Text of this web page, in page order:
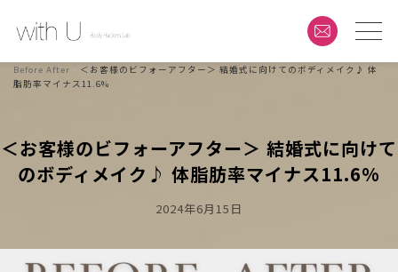
Before After
＜お客様のビフォーアフター＞ 結婚式に向けてのボディメイク♪ 体
脂肪率マイナス11.6%
＜お客様のビフォーアフター＞ 結婚式に向けて
のボディメイク♪ 体脂肪率マイナス11.6%
Posted
2024年6月15日